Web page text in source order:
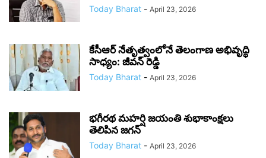
Today Bharat - April 23, 2026
కేసీఆర్ నేతృత్వంలోనే తెలంగాణ అభివృద్ధి
సాధ్యం: జీవన్ రెడ్డి
Today Bharat - April 23, 2026
భగీరథ మహర్షి జయంతి శుభాకాంక్షలు
తెలిపిన జగన్‌
Today Bharat - April 23, 2026